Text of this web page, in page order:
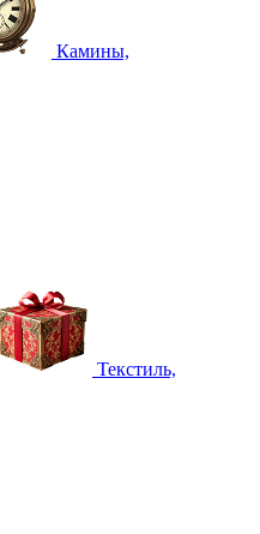
Камины,
Текстиль,